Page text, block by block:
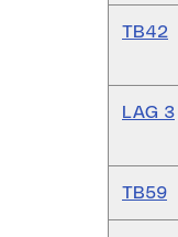
TB42
LAG 3
TB59